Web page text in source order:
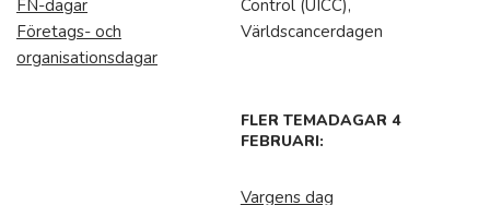
FN-dagar
Företags- och
organisationsdagar
Control (UICC),
Världscancerdagen
FLER TEMADAGAR 4
FEBRUARI:
Vargens dag